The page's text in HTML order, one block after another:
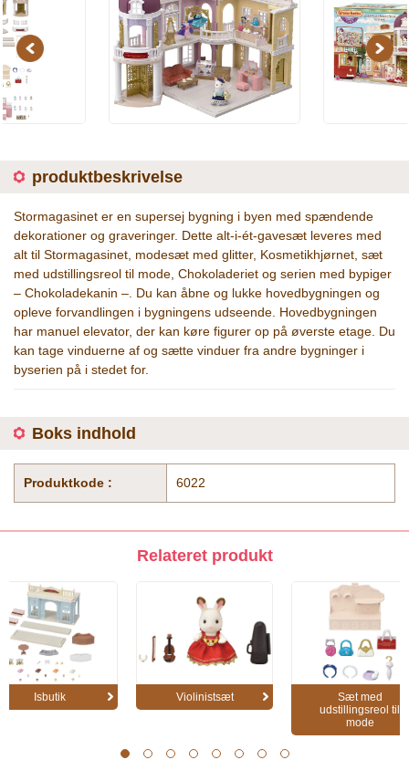
Previous Next
produktbeskrivelse
Stormagasinet er en supersej bygning i byen med spændende
dekorationer og graveringer. Dette alt-i-ét-gavesæt leveres med
alt til Stormagasinet, modesæt med glitter, Kosmetikhjørnet, sæt
med udstillingsreol til mode, Chokoladeriet og serien med bypiger
– Chokoladekanin –. Du kan åbne og lukke hovedbygningen og
opleve forvandlingen i bygningens udseende. Hovedbygningen
har manuel elevator, der kan køre figurer op på øverste etage. Du
kan tage vinduerne af og sætte vinduer fra andre bygninger i
byserien på i stedet for.
Boks indhold
Produktkode : 6022
Relateret produkt
Isbutik Violinistsæt
Sæt med
udstillingsreol til
mode